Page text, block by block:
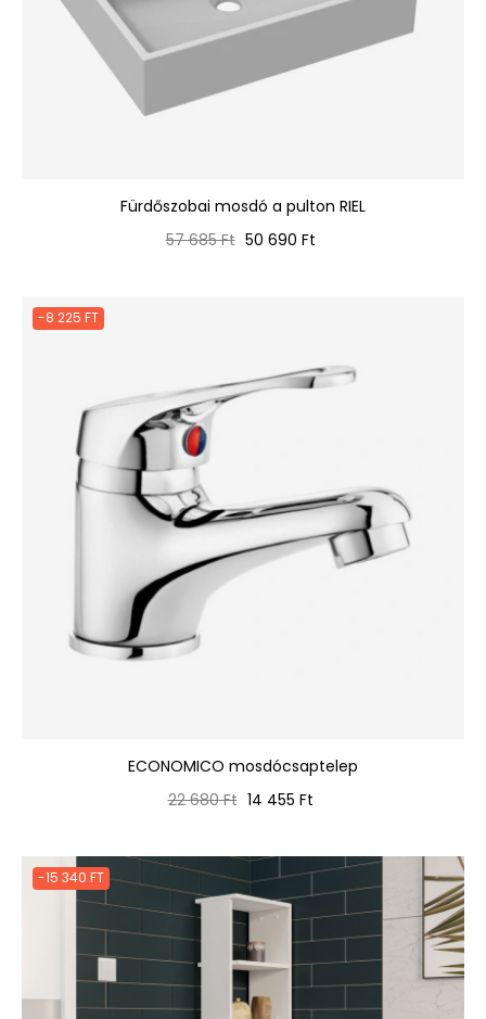
Fürdőszobai mosdó a pulton RIEL
Normál
57 685 Ft Ár
50 690 Ft
-8 225 FT
ECONOMICO mosdócsaptelep
Normál
22 680 Ft Ár
14 455 Ft
-15 340 FT